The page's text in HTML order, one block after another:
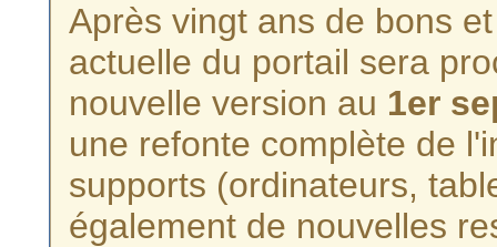
Après vingt ans de bons
actuelle du portail sera
nouvelle version au 1er
une refonte complète de
supports (ordinateurs,
également de nouvelles